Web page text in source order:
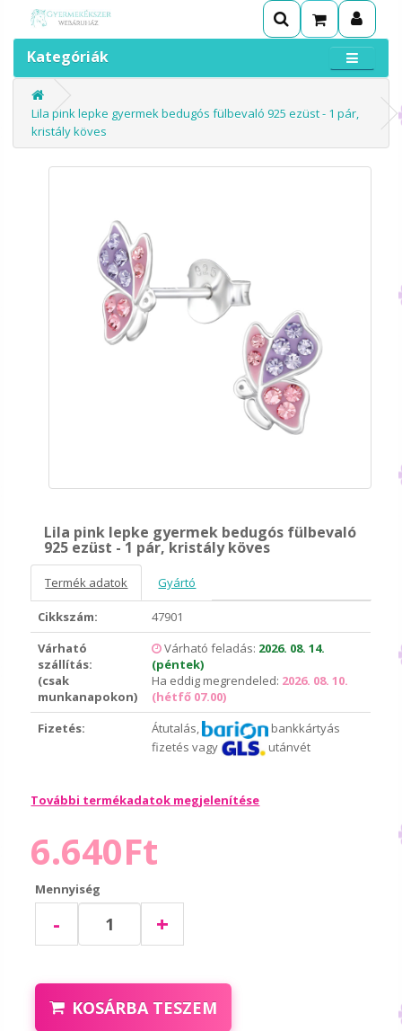
Kategóriák
Lila pink lepke gyermek bedugós fülbevaló 925 ezüst - 1 pár,
kristály köves
Lila pink lepke gyermek bedugós fülbevaló
925 ezüst - 1 pár, kristály köves
Termék adatok Gyártó
Cikkszám:
47901
Várható
szállítás:
(csak
munkanapokon)
Várható feladás: 2026. 08. 14.
(péntek)
Ha eddig megrendeled: 2026. 08. 10.
(hétfő 07.00)
Fizetés:
Átutalás,
bankkártyás
fizetés vagy
utánvét
További termékadatok megjelenítése
6.640Ft
Mennyiség
- +
KOSÁRBA TESZEM